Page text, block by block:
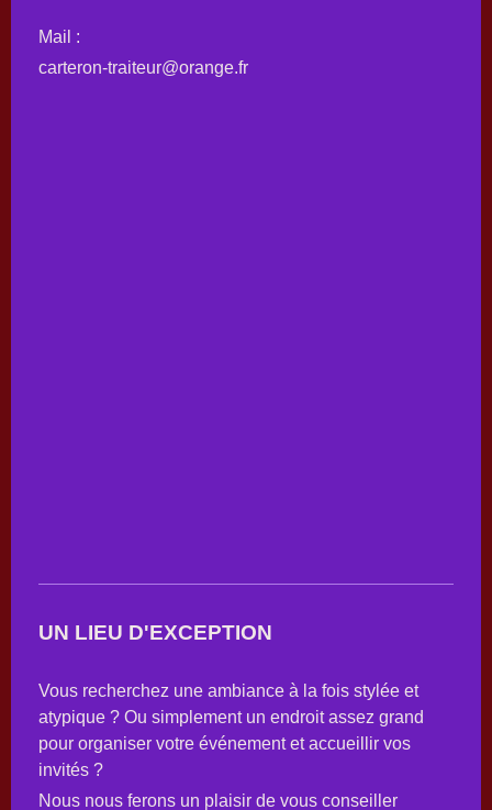
Mail :
carteron-traiteur@orange.fr
UN LIEU D'EXCEPTION
Vous recherchez une ambiance à la fois stylée et
atypique ? Ou simplement un endroit assez grand
pour organiser votre événement et accueillir vos
invités ?
Nous nous ferons un plaisir de vous conseiller